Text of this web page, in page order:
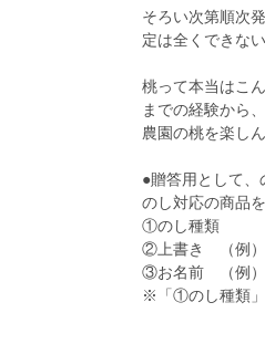
そろい次第順次
定は全くできな
桃って本当はこ
までの経験から
農園の桃を楽し
●贈答用として、
のし対応の商品
①のし種類
②上書き （例）
③お名前 （例
※「①のし種類」